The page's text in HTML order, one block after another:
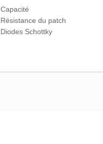
Capacité
Résistance du patch
Diodes Schottky